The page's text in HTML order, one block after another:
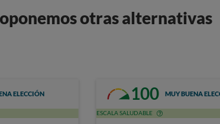
otras alternativas
ELECCIÓN 100 MUY BUENA
ESCALA SALUDABLE